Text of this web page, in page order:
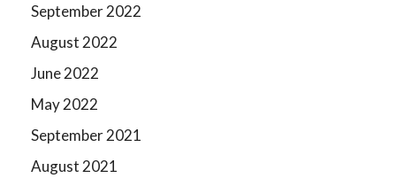
September 2022
August 2022
June 2022
May 2022
September 2021
August 2021